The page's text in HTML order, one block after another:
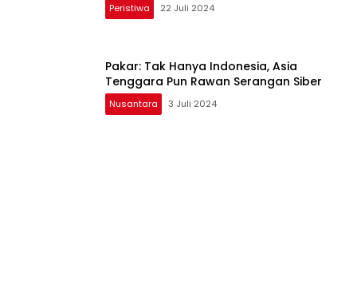
Peristiwa 22 Juli 2024
Pakar: Tak Hanya Indonesia, Asia
Tenggara Pun Rawan Serangan Siber
Nusantara 3 Juli 2024